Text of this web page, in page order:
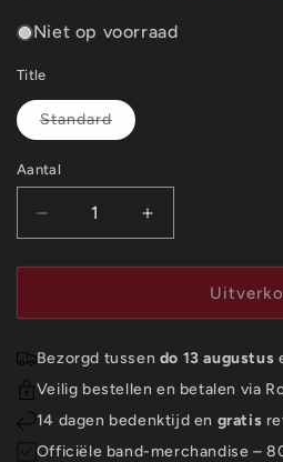
Niet op voorraad
Title
StandardVariant
uitverkocht
Aantal
Aantal
Aantal
verlagen
voor
Postcard:
Out
Your
Soul
(Standard)
Aantal
verhogen
voor
Postcard:
Out
Your
Soul
(Standard)
Bezorgd tussen do 13 augustus
Veilig bestellen en betalen via
14 dagen bedenktijd en gratis
Officiële band-merchandise –